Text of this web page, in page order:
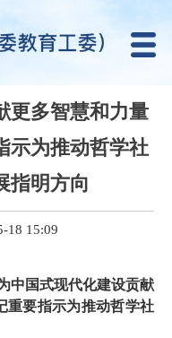
更多智慧和力量
为推动哲学社
指明方向
18 15:09
中国式现代化建设贡献
要指示为推动哲学社